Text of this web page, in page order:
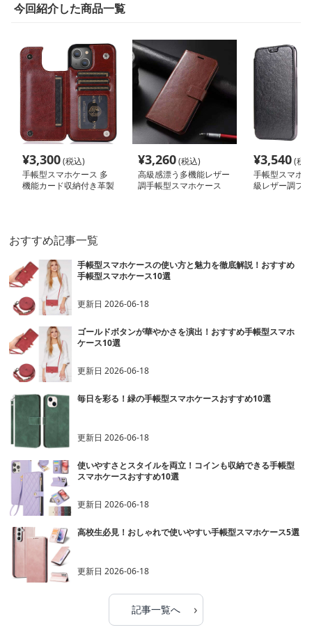
今回紹介した商品一覧
¥3,300(税込)
手帳型スマホケース 多
機能カード収納付き革製
¥3,260(税込)
高級感漂う多機能レザー
調手帳型スマホケース
¥3,540(税
手帳型スマホ
級レザー調フ
おすすめ記事一覧
手帳型スマホケースの使い方と魅力を徹底解説！おすすめ
手帳型スマホケース10選
更新日2026-06-18
ゴールドボタンが華やかさを演出！おすすめ手帳型スマホ
ケース10選
更新日2026-06-18
毎日を彩る！緑の手帳型スマホケースおすすめ10選
更新日2026-06-18
使いやすさとスタイルを両立！コインも収納できる手帳型
スマホケースおすすめ10選
更新日2026-06-18
高校生必見！おしゃれで使いやすい手帳型スマホケース5選
更新日2026-06-18
記事一覧へ ›